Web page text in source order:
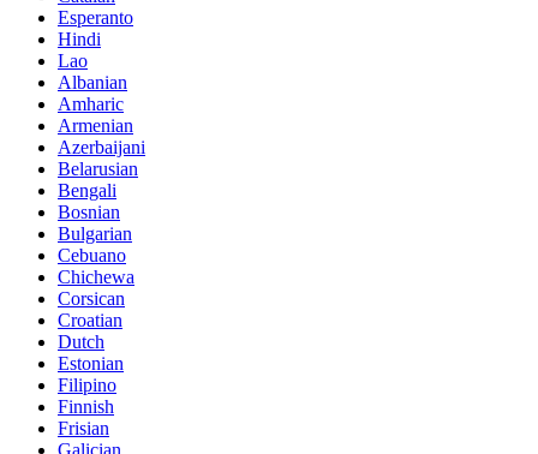
Esperanto
Hindi
Lao
Albanian
Amharic
Armenian
Azerbaijani
Belarusian
Bengali
Bosnian
Bulgarian
Cebuano
Chichewa
Corsican
Croatian
Dutch
Estonian
Filipino
Finnish
Frisian